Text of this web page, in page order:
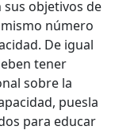
objetivos de
número
De igual
tener
sobre la
puesla
para educar